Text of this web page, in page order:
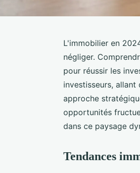
L'immobilier en
négliger.
pour réussir les
investisseurs,
approche
opportunités
dans ce paysage
Tendances